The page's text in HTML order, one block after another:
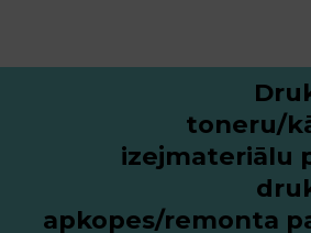
toneru/
izejmateriālu
apkopes/remonta